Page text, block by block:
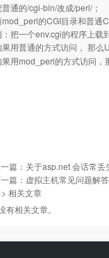
普通的/cgi-bin/改成/perl/；
mod_perl的CGI目录和普通
：把一个env.cgi的程序上载
果用普通的方式访问， 那么
果用mod_perl的方式访问，
篇： 关于asp.net 会话常丢
篇： 虚拟主机常见问题解
相关文章
有相关文章。